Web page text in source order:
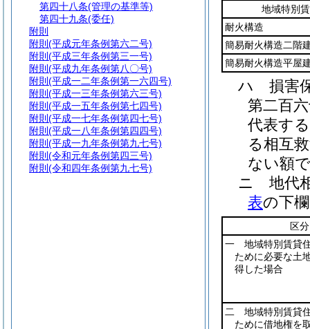
地域特別
耐火構造
簡易耐火構造二階
簡易耐火構造平屋
ハ
損害
第二百
代表す
る相互
ない額
ニ
地代
表の下
区分
一 地域特別賃貸
ために必要な土
得した場合
二 地域特別賃貸
ために借地権を
第四十八条(管理の基準等)
第四十九条(委任)
附則
附則 (平成元年条例第六二号)
附則 (平成三年条例第三一号)
附則 (平成九年条例第八〇号)
附則 (平成一二年条例第一六四号)
附則 (平成一三年条例第六三号)
附則 (平成一五年条例第七四号)
附則 (平成一七年条例第四七号)
附則 (平成一八年条例第四四号)
附則 (平成一九年条例第九七号)
附則 (令和元年条例第四三号)
附則 (令和四年条例第九七号)